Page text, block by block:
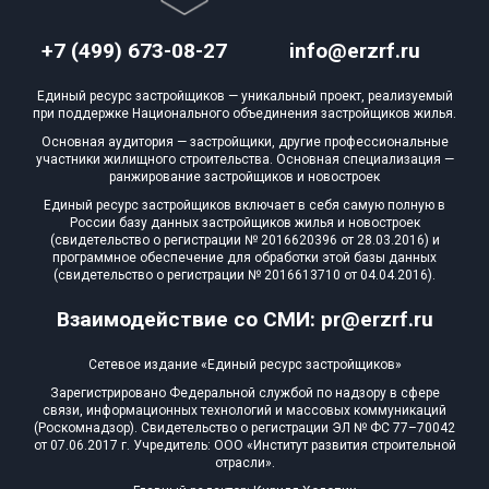
+7 (499) 673-08-27 info@erzrf.ru
Взаимодействие со СМИ: pr@erzrf.ru
Единый ресурс застройщиков — уникальный проект, реализуемый
при поддержке Национального объединения застройщиков жилья.
Основная аудитория — застройщики, другие профессиональные
участники жилищного строительства. Основная специализация —
ранжирование застройщиков и новостроек
Единый ресурс застройщиков включает в себя самую полную в
России базу данных застройщиков жилья и новостроек
(свидетельство о регистрации № 2016620396 от 28.03.2016) и
программное обеспечение для обработки этой базы данных
(свидетельство о регистрации № 2016613710 от 04.04.2016).
Сетевое издание «Единый ресурс застройщиков»
Зарегистрировано Федеральной службой по надзору в сфере
связи, информационных технологий и массовых коммуникаций
(Роскомнадзор). Свидетельство о регистрации ЭЛ № ФС 77–70042
от 07.06.2017 г. Учредитель: ООО «Институт развития строительной
отрасли».